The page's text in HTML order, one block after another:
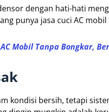
dengan hati-hati
punya jasa cuci AC
Mobil Tanpa Bongkar,
kondisi bersih, tetapi